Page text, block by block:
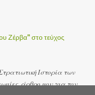
Ζέρβα" στο τεύχος
Ιστορία των
άρθρο μου για τον